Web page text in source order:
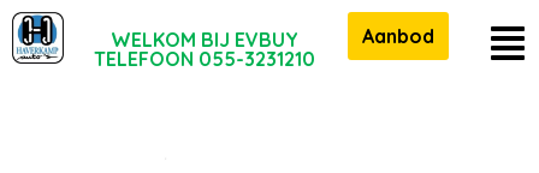
WELKOM BIJ EVBUY
TELEFOON 055-3231210
Aanbod